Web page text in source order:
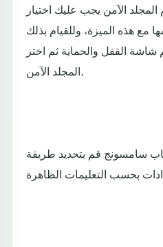
الآمن يجب عليك اختيار
مع هذه الميزة، وللقيام بذلك
شاشة القفل والحماية ثم اختر
المجلد الآمن.
سامسونج قم بتحديد طريقة